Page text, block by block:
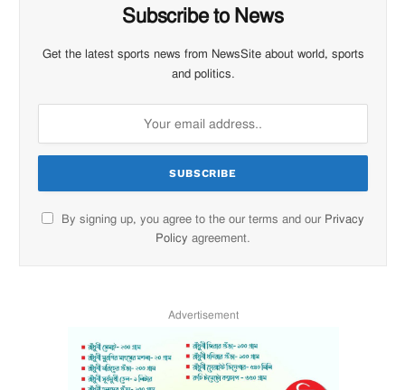
Subscribe to News
Get the latest sports news from NewsSite about world, sports
and politics.
By signing up, you agree to the our terms and our Privacy
Policy agreement.
Advertisement